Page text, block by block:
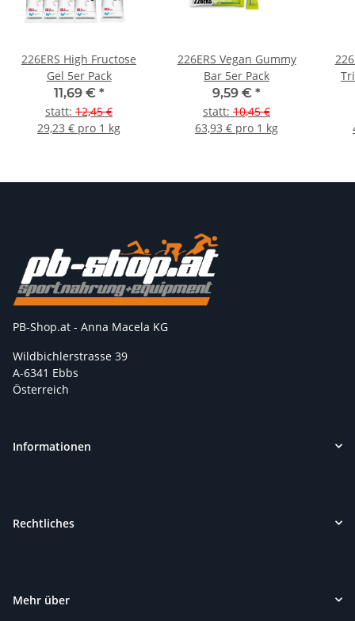
226ERS High Fructose
Gel 5er Pack
11,69 € *
statt: 12,45 €
29,23 € pro 1 kg
226ERS Vegan Gummy
Bar 5er Pack
9,59 € *
statt: 10,45 €
63,93 € pro 1 kg
PB-Shop.at - Anna Macela KG
Wildbichlerstrasse 39
A-6341 Ebbs
Österreich
Informationen
Rechtliches
Mehr über